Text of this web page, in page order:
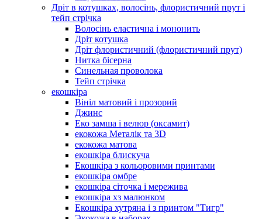
Дріт в котушках, волосінь, флористичний прут і
тейп стрічка
Волосінь еластична і мононить
Дріт котушка
Дріт флористичний (флористичний прут)
Нитка бісерна
Синельная проволока
Тейп стрічка
екошкіра
Вініл матовий і прозорий
Джинс
Еко замша і велюр (оксамит)
екокожа Металік та 3D
екокожа матова
екошкіра блискуча
Екошкіра з кольоровими принтами
екошкіра омбре
екошкіра сіточка і мережива
екошкіра хз малюнком
Екошкіра хутряна і з принтом "Тигр"